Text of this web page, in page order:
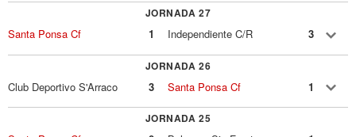
JORNADA 27
Santa Ponsa Cf 1 Independiente C/R 3
JORNADA 26
Club Deportivo S'Arraco 3 Santa Ponsa Cf 1
JORNADA 25